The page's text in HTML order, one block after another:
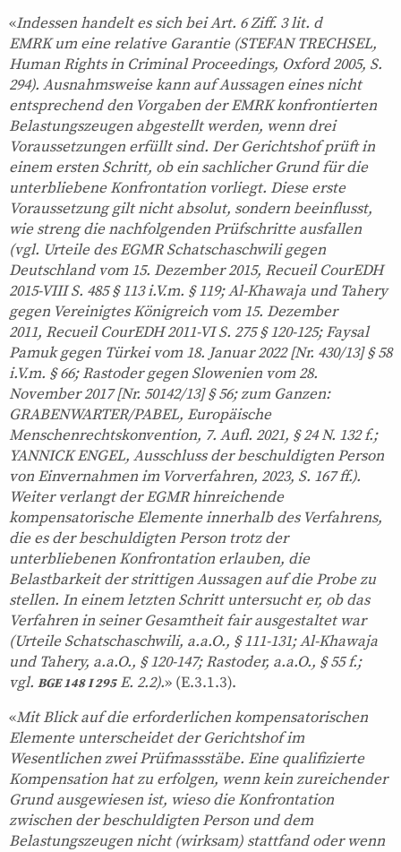
«Indessen handelt es sich bei Art. 6 Ziff. 3 lit. d
EMRK um eine relative Garantie (STEFAN TRECHSEL,
Human Rights in Criminal Proceedings, Oxford 2005, S.
294). Ausnahmsweise kann auf Aussagen eines nicht
entsprechend den Vorgaben der EMRK konfrontierten
Belastungszeugen abgestellt werden, wenn drei
Voraussetzungen erfüllt sind. Der Gerichtshof prüft in
einem ersten Schritt, ob ein sachlicher Grund für die
unterbliebene Konfrontation vorliegt. Diese erste
Voraussetzung gilt nicht absolut, sondern beeinflusst,
wie streng die nachfolgenden Prüfschritte ausfallen
(vgl. Urteile des EGMR Schatschaschwili gegen
Deutschland vom 15. Dezember 2015, Recueil CourEDH
2015-VIII S. 485 § 113 i.V.m. § 119; Al-Khawaja und Tahery
gegen Vereinigtes Königreich vom 15. Dezember
2011, Recueil CourEDH 2011-VI S. 275 § 120-125; Faysal
Pamuk gegen Türkei vom 18. Januar 2022 [Nr. 430/13] § 58
i.V.m. § 66; Rastoder gegen Slowenien vom 28.
November 2017 [Nr. 50142/13] § 56; zum Ganzen:
GRABENWARTER/PABEL, Europäische
Menschenrechtskonvention, 7. Aufl. 2021, § 24 N. 132 f.;
YANNICK ENGEL, Ausschluss der beschuldigten Person
von Einvernahmen im Vorverfahren, 2023, S. 167 ff.).
Weiter verlangt der EGMR hinreichende
kompensatorische Elemente innerhalb des Verfahrens,
die es der beschuldigten Person trotz der
unterbliebenen Konfrontation erlauben, die
Belastbarkeit der strittigen Aussagen auf die Probe zu
stellen. In einem letzten Schritt untersucht er, ob das
Verfahren in seiner Gesamtheit fair ausgestaltet war
(Urteile Schatschaschwili, a.a.O., § 111-131; Al-Khawaja
und Tahery, a.a.O., § 120-147; Rastoder, a.a.O., § 55 f.;
vgl. BGE 148 I 295E. 2.2).» (E.3.1.3).
«Mit Blick auf die erforderlichen kompensatorischen
Elemente unterscheidet der Gerichtshof im
Wesentlichen zwei Prüfmassstäbe. Eine qualifizierte
Kompensation hat zu erfolgen, wenn kein zureichender
Grund ausgewiesen ist, wieso die Konfrontation
zwischen der beschuldigten Person und dem
Belastungszeugen nicht (wirksam) stattfand oder wenn